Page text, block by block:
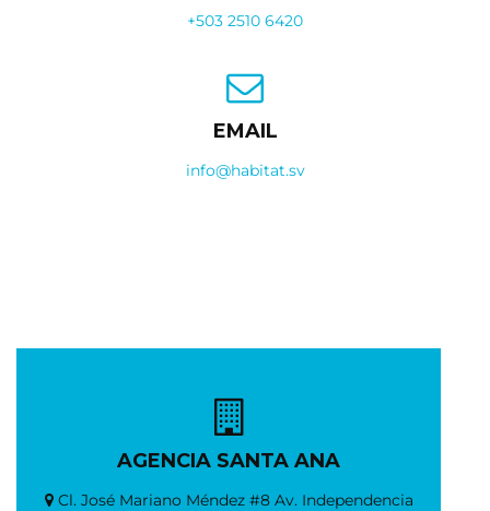
+503 2510 6420
EMAIL
info@habitat.sv
AGENCIA SANTA ANA
Cl. José Mariano Méndez #8 Av. Independencia